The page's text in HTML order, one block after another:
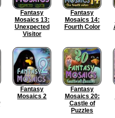
Fantasy
Mosaics 13:
Unexpected
Visitor
Fantasy
Mosaics 14:
Fourth Color
Fantasy
Mosaics 2
Fantasy
Mosaics 20:
Castle of
Puzzles